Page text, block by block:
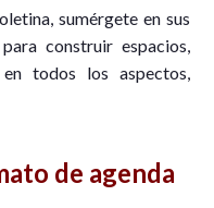
sumérgete en sus
construir espacios,
todos los aspectos,
de agenda